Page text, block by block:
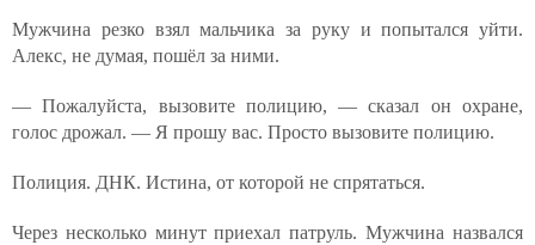
Мужчина резко взял мальчика за руку и попытался уйти.
Алекс, не думая, пошёл за ними.
— Пожалуйста, вызовите полицию, — сказал он охране,
голос дрожал. — Я прошу вас. Просто вызовите полицию.
Полиция. ДНК. Истина, от которой не спрятаться.
Через несколько минут приехал патруль. Мужчина назвался